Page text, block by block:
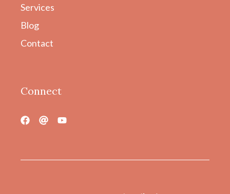
Services
Blog
Contact
Connect